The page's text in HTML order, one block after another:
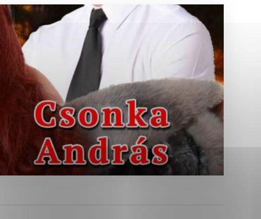
Analytické cookies
stránky uplatniteľnými tým,
oblastiam webovej
Analytické cookies
stránok stránku používajú,
sa zbierajú anonymne a nie je
informácií